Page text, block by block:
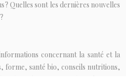
? Quelles sont les dernières nouvelles
concernant la santé et la
forme, santé bio, conseils nutritions,